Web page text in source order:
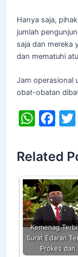
Hanya saja,
jumlah
saja dan mereka
dan mematuhi
Jam operasional
obat-obatan
W
at
s
A
p
p
F
c
e
b
o
o
k
Related
Kemenag
Surat Edaran
Prokes